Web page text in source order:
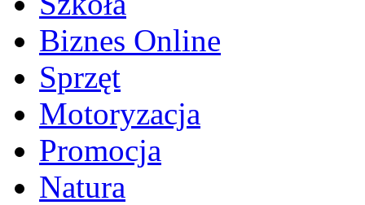
Biznes Online
Sprzęt
Motoryzacja
Promocja
Natura